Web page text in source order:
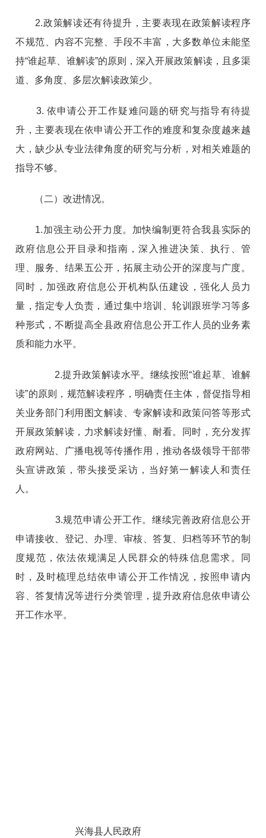
2.政策解读还有待提升，主要表现在政策解读程序
不规范、内容不完整、手段不丰富，大多数单位未能坚
持“谁起草、谁解读”的原则，深入开展政策解读，且多渠
道、多角度、多层次解读政策少。
3. 依申请公开工作疑难问题的研究与指导有待提
升，主要表现在依申请公开工作的难度和复杂度越来越
大，缺少从专业法律角度的研究与分析，对相关难题的
指导不够。
（二）改进情况。
1.加强主动公开力度。加快编制更符合我县实际的
政府信息公开目录和指南，深入推进决策、执行、管
理、服务、结果五公开，拓展主动公开的深度与广度。
同时，加强政府信息公开机构队伍建设，强化人员力
量，指定专人负责，通过集中培训、轮训跟班学习等多
种形式，不断提高全县政府信息公开工作人员的业务素
质和能力水平。
2.提升政策解读水平。继续按照“谁起草、谁解
读”的原则，规范解读程序，明确责任主体，督促指导相
关业务部门利用图文解读、专家解读和政策问答等形式
开展政策解读，力求解读好懂、耐看。同时，充分发挥
政府网站、广播电视等传播作用，推动各级领导干部带
头宣讲政策，带头接受采访，当好第一解读人和责任
人。
3.规范申请公开工作。继续完善政府信息公开
申请接收、登记、办理、审核、答复、归档等环节的制
度规范，依法依规满足人民群众的特殊信息需求。同
时，及时梳理总结依申请公开工作情况，按照申请内
容、答复情况等进行分类管理，提升政府信息依申请公
开工作水平。
兴海县人民政府